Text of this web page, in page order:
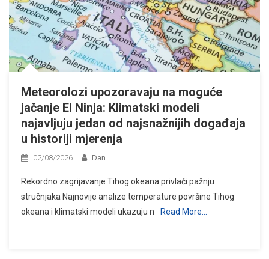
Meteorolozi upozoravaju na moguće
jačanje El Ninja: Klimatski modeli
najavljuju jedan od najsnažnijih događaja
u historiji mjerenja
02/08/2026 Dan
Rekordno zagrijavanje Tihog okeana privlači pažnju
stručnjaka Najnovije analize temperature površine Tihog
okeana i klimatski modeli ukazuju n
Read More…